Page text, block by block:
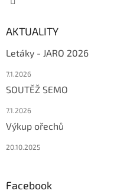
AKTUALITY
Letáky - JARO 2026
7.1.2026
SOUTĚŽ SEMO
7.1.2026
Výkup ořechů
20.10.2025
Facebook